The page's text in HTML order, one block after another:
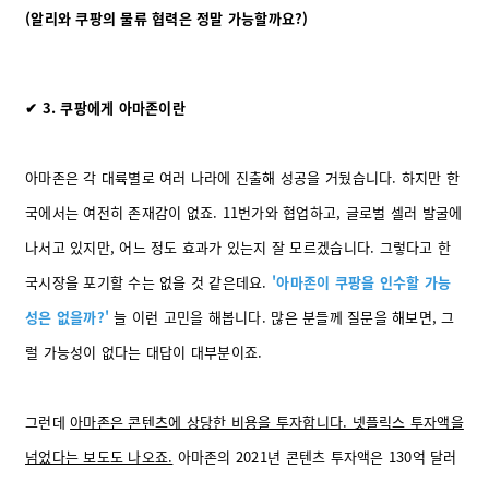
(알리와 쿠팡의 물류 협력은 정말 가능할까요?)
✔ 3. 쿠팡에게 아마존이란
아마존은 각 대륙별로 여러 나라에 진출해 성공을 거뒀습니다. 하지만 한
국에서는 여전히 존재감이 없죠. 11번가와 협업하고, 글로벌 셀러 발굴에
나서고 있지만, 어느 정도 효과가 있는지 잘 모르겠습니다. 그렇다고 한
국시장을 포기할 수는 없을 것 같은데요. '아마존이 쿠팡을 인수할 가능
성은 없을까?' 늘 이런 고민을 해봅니다. 많은 분들께 질문을 해보면, 그
럴 가능성이 없다는 대답이 대부분이죠.
그런데아마존은 콘텐츠에 상당한 비용을 투자합니다. 넷플릭스 투자액을
넘었다는 보도도 나오죠. 아마존의 2021년 콘텐츠 투자액은 130억 달러